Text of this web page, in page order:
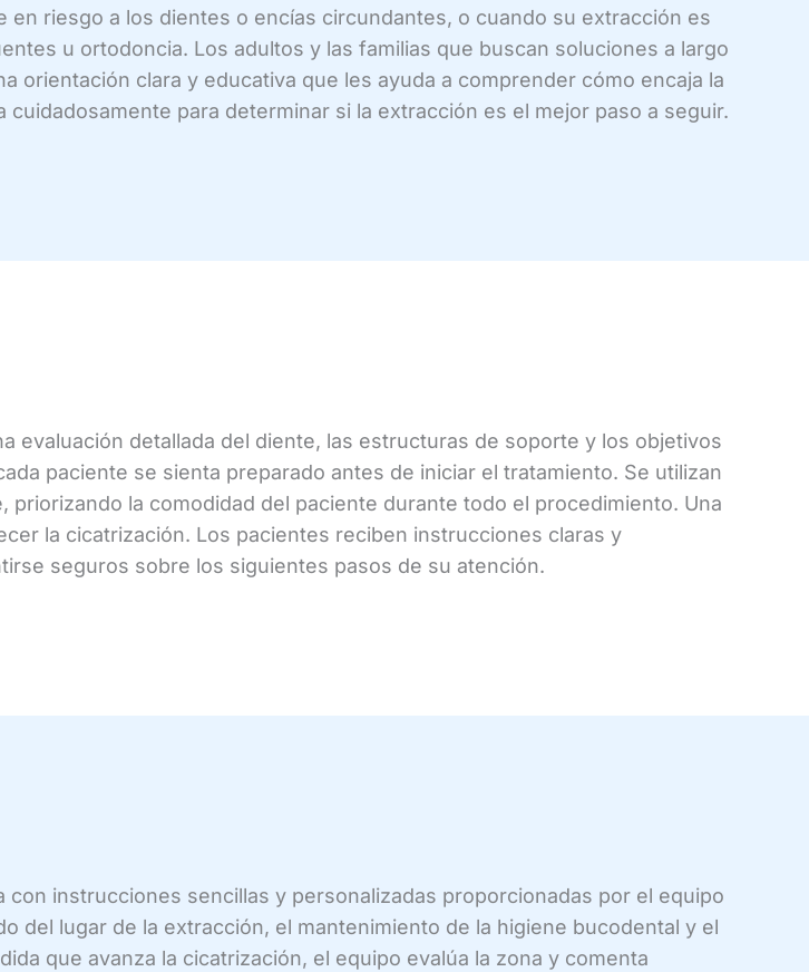
riesgo a los dientes o encías circundantes, o cuando su extracción es
u ortodoncia. Los adultos y las familias que buscan soluciones a largo
orientación clara y educativa que les ayuda a comprender cómo encaja la
para determinar si la extracción es el mejor paso a seguir.
evaluación detallada del diente, las estructuras de soporte y los objetivos
paciente se sienta preparado antes de iniciar el tratamiento. Se utilizan
la comodidad del paciente durante todo el procedimiento. Una
la cicatrización. Los pacientes reciben instrucciones claras y
seguros sobre los siguientes pasos de su atención.
instrucciones sencillas y personalizadas proporcionadas por el equipo
del lugar de la extracción, el mantenimiento de la higiene bucodental y el
que avanza la cicatrización, el equipo evalúa la zona y comenta